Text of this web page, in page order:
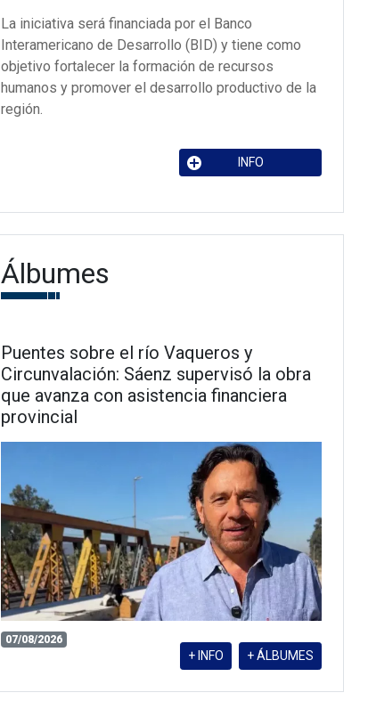
La iniciativa será financiada por el Banco
Interamericano de Desarrollo (BID) y tiene como
objetivo fortalecer la formación de recursos
humanos y promover el desarrollo productivo de la
región.
INFO
Álbumes
Puentes sobre el río Vaqueros y
Circunvalación: Sáenz supervisó la obra
que avanza con asistencia financiera
provincial
07/08/2026
+ ÁLBUMES
+ INFO